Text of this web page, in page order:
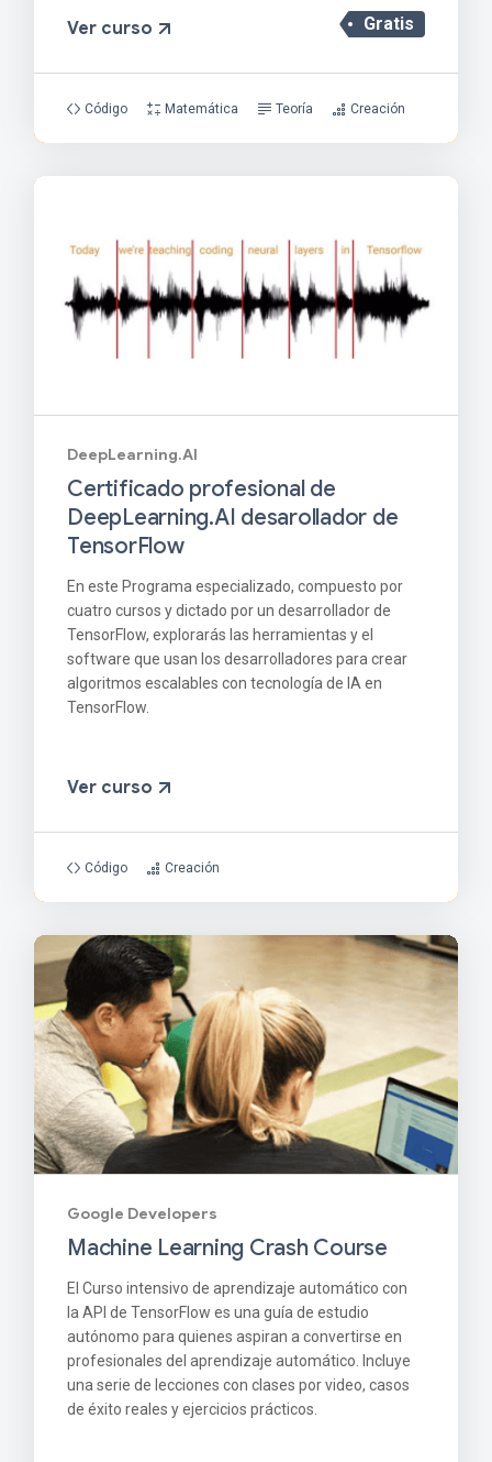
Gratis
Ver curso
Código Matemática Teoría Creación
DeepLearning.AI
Certificado profesional de
DeepLearning.AI desarollador de
TensorFlow
En este Programa especializado, compuesto por
cuatro cursos y dictado por un desarrollador de
TensorFlow, explorarás las herramientas y el
software que usan los desarrolladores para crear
algoritmos escalables con tecnología de IA en
TensorFlow.
Ver curso
Código Creación
Google Developers
Machine Learning Crash Course
El Curso intensivo de aprendizaje automático con
la API de TensorFlow es una guía de estudio
autónomo para quienes aspiran a convertirse en
profesionales del aprendizaje automático. Incluye
una serie de lecciones con clases por video, casos
de éxito reales y ejercicios prácticos.